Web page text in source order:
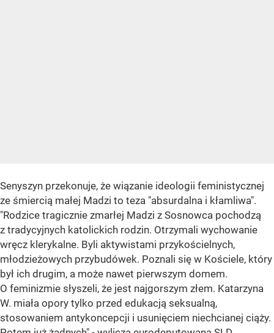
Senyszyn przekonuje, że wiązanie ideologii feministycznej
ze śmiercią małej Madzi to teza "absurdalna i kłamliwa".
"Rodzice tragicznie zmarłej Madzi z Sosnowca pochodzą
z tradycyjnych katolickich rodzin. Otrzymali wychowanie
wręcz klerykalne. Byli aktywistami przykościelnych,
młodzieżowych przybudówek. Poznali się w Kościele, który
był ich drugim, a może nawet pierwszym domem.
O feminizmie słyszeli, że jest najgorszym złem. Katarzyna
W. miała opory tylko przed edukacją seksualną,
stosowaniem antykoncepcji i usunięciem niechcianej ciąży.